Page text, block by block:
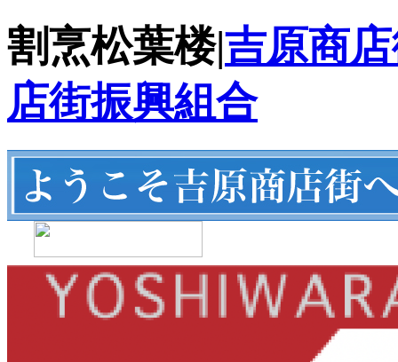
割烹松葉楼|吉原商
店街振興組合